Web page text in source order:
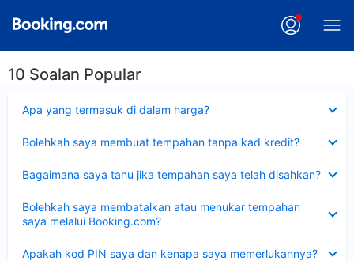
10 Soalan Popular
Apa yang termasuk di dalam harga?
Bolehkah saya membuat tempahan tanpa kad kredit?
Bagaimana saya tahu jika tempahan saya telah disahkan?
Bolehkah saya membatalkan atau menukar tempahan
saya melalui Booking.com?
Apakah kod PIN saya dan kenapa saya memerlukannya?